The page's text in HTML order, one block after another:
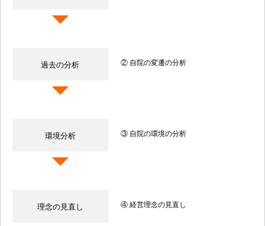
過去の分析 ② 自院の変遷の分析
環境分析 ③ 自院の環境の分析
理念の見直し ④ 経営理念の見直し